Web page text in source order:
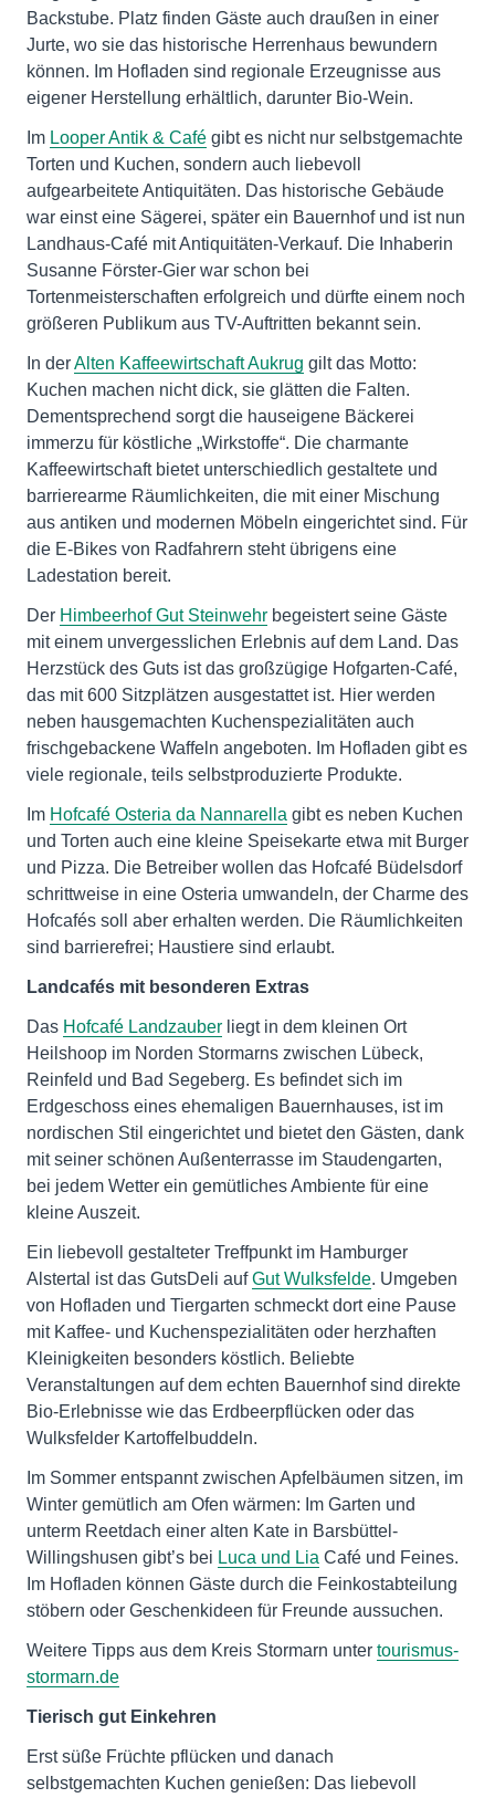
Backstube. Platz finden Gäste auch draußen in einer
Jurte, wo sie das historische Herrenhaus bewundern
können. Im Hofladen sind regionale Erzeugnisse aus
eigener Herstellung erhältlich, darunter Bio-Wein.
Im Looper Antik & Café gibt es nicht nur selbstgemachte
Torten und Kuchen, sondern auch liebevoll
aufgearbeitete Antiquitäten. Das historische Gebäude
war einst eine Sägerei, später ein Bauernhof und ist nun
Landhaus-Café mit Antiquitäten-Verkauf. Die Inhaberin
Susanne Förster-Gier war schon bei
Tortenmeisterschaften erfolgreich und dürfte einem noch
größeren Publikum aus TV-Auftritten bekannt sein.
In derAlten Kaffeewirtschaft Aukrug gilt das Motto:
Kuchen machen nicht dick, sie glätten die Falten.
Dementsprechend sorgt die hauseigene Bäckerei
immerzu für köstliche „Wirkstoffe“. Die charmante
Kaffeewirtschaft bietet unterschiedlich gestaltete und
barrierearme Räumlichkeiten, die mit einer Mischung
aus antiken und modernen Möbeln eingerichtet sind. Für
die E-Bikes von Radfahrern steht übrigens eine
Ladestation bereit.
Der Himbeerhof Gut Steinwehr begeistert seine Gäste
mit einem unvergesslichen Erlebnis auf dem Land. Das
Herzstück des Guts ist das großzügige Hofgarten-Café,
das mit 600 Sitzplätzen ausgestattet ist. Hier werden
neben hausgemachten Kuchenspezialitäten auch
frischgebackene Waffeln angeboten. Im Hofladen gibt es
viele regionale, teils selbstproduzierte Produkte.
Im Hofcafé Osteria da Nannarella gibt es neben Kuchen
und Torten auch eine kleine Speisekarte etwa mit Burger
und Pizza. Die Betreiber wollen das Hofcafé Büdelsdorf
schrittweise in eine Osteria umwandeln, der Charme des
Hofcafés soll aber erhalten werden. Die Räumlichkeiten
sind barrierefrei; Haustiere sind erlaubt.
Landcafés mit besonderen Extras
Das Hofcafé Landzauber liegt in dem kleinen Ort
Heilshoop im Norden Stormarns zwischen Lübeck,
Reinfeld und Bad Segeberg. Es befindet sich im
Erdgeschoss eines ehemaligen Bauernhauses, ist im
nordischen Stil eingerichtet und bietet den Gästen, dank
mit seiner schönen Außenterrasse im Staudengarten,
bei jedem Wetter ein gemütliches Ambiente für eine
kleine Auszeit.
Ein liebevoll gestalteter Treffpunkt im Hamburger
Alstertal ist das GutsDeli aufGut Wulksfelde. Umgeben
von Hofladen und Tiergarten schmeckt dort eine Pause
mit Kaffee- und Kuchenspezialitäten oder herzhaften
Kleinigkeiten besonders köstlich. Beliebte
Veranstaltungen auf dem echten Bauernhof sind direkte
Bio-Erlebnisse wie das Erdbeerpflücken oder das
Wulksfelder Kartoffelbuddeln.
Im Sommer entspannt zwischen Apfelbäumen sitzen, im
Winter gemütlich am Ofen wärmen: Im Garten und
unterm Reetdach einer alten Kate in Barsbüttel-
Willingshusen gibt’s bei Luca und Lia Café und Feines.
Im Hofladen können Gäste durch die Feinkostabteilung
stöbern oder Geschenkideen für Freunde aussuchen.
Weitere Tipps aus dem Kreis Stormarn unter tourismus-
stormarn.de
Tierisch gut Einkehren
Erst süße Früchte pflücken und danach
selbstgemachten Kuchen genießen: Das liebevoll